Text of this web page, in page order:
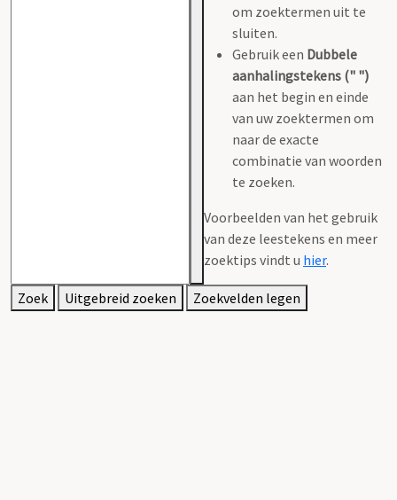
om zoektermen uit te
sluiten.
Gebruik een Dubbele
aanhalingstekens (" ")
aan het begin en einde
van uw zoektermen om
naar de exacte
combinatie van woorden
te zoeken.
Voorbeelden van het gebruik
van deze leestekens en meer
zoektips vindt u hier.
Zoek Uitgebreid zoeken Zoekvelden legen